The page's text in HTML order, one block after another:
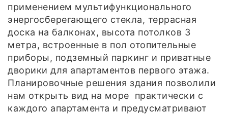
применением мультифункционального
энергосберегающего стекла, террасная
доска на балконах, высота потолков 3
метра, встроенные в пол отопительные
приборы, подземный паркинг и приватные
дворики для апартаментов первого этажа.
Планировочные решения здания позволили
нам открыть вид на море практически с
каждого апартамента и предусматривают